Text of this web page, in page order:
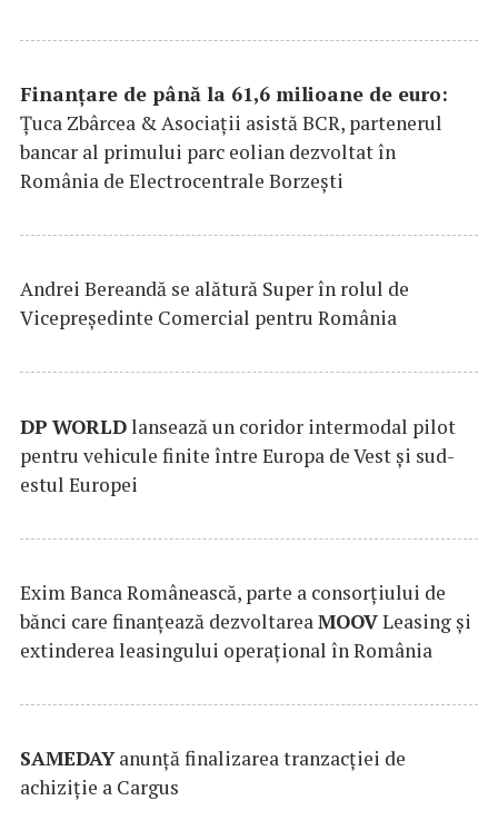
Finanțare de până la 61,6 milioane de euro:
Țuca Zbârcea & Asociații asistă BCR, partenerul
bancar al primului parc eolian dezvoltat în
România de Electrocentrale Borzești
Andrei Bereandă se alătură Super în rolul de
Vicepreședinte Comercial pentru România
DP WORLDlansează un coridor intermodal pilot
pentru vehicule finite între Europa de Vest și sud-
estul Europei
Exim Banca Românească, parte a consorțiului de
bănci care finanțează dezvoltareaMOOVLeasing și
extinderea leasingului operațional în România
SAMEDAYanunță finalizarea tranzacției de
achiziție a Cargus